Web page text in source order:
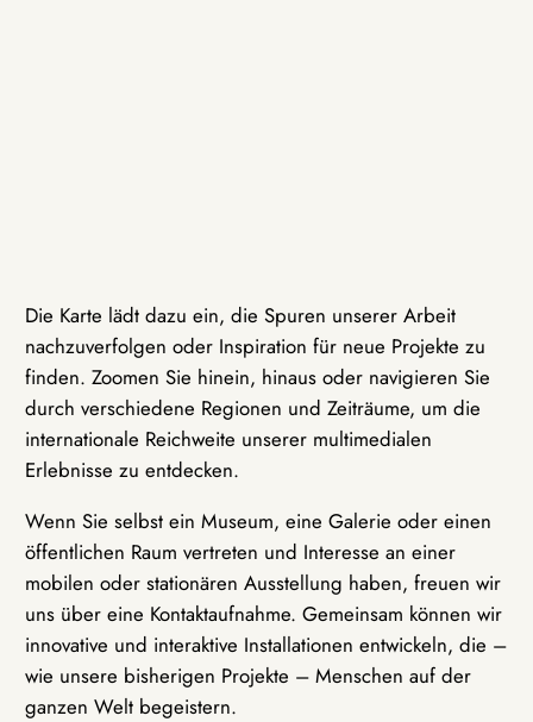
Die Karte lädt dazu ein, die Spuren unserer Arbeit
nachzuverfolgen oder Inspiration für neue Projekte zu
finden. Zoomen Sie hinein, hinaus oder navigieren Sie
durch verschiedene Regionen und Zeiträume, um die
internationale Reichweite unserer multimedialen
Erlebnisse zu entdecken.
Wenn Sie selbst ein Museum, eine Galerie oder einen
öffentlichen Raum vertreten und Interesse an einer
mobilen oder stationären Ausstellung haben, freuen wir
uns über eine Kontaktaufnahme. Gemeinsam können wir
innovative und interaktive Installationen entwickeln, die –
wie unsere bisherigen Projekte – Menschen auf der
ganzen Welt begeistern.